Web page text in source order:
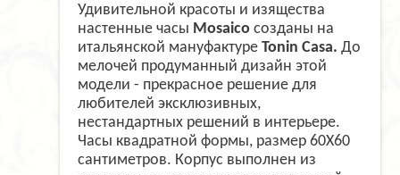
Удивительной красоты и изящества
настенные часы Mosaico созданы на
итальянской мануфактуре Tonin Casa. До
мелочей продуманный дизайн этой
модели - прекрасное решение для
любителей эксклюзивных,
нестандартных решений в интерьере.
Часы квадратной формы, размер 60Х60
сантиметров. Корпус выполнен из